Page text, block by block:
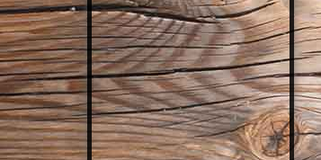
2017
2016
2013
2012
ARTIKEL UND BILDER AUS
DEN 80ERN